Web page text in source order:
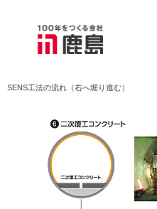
SENS工法の流れ（右へ堀り進む）